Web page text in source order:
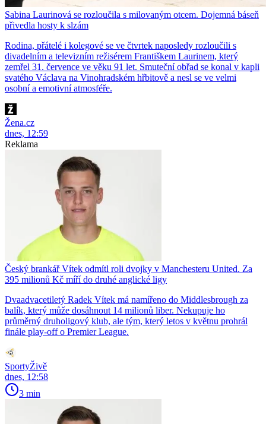
Sabina Laurinová se rozloučila s milovaným otcem. Dojemná báseň
přivedla hosty k slzám
Rodina, přátelé i kolegové se ve čtvrtek naposledy rozloučili s
divadelním a televizním režisérem Františkem Laurinem, který
zemřel 31. července ve věku 91 let. Smuteční obřad se konal v kapli
svatého Václava na Vinohradském hřbitově a nesl se ve velmi
osobní a emotivní atmosféře.
Žena.cz
dnes, 12:59
Reklama
Český brankář Vítek odmítl roli dvojky v Manchesteru United. Za
395 milionů Kč míří do druhé anglické ligy
Dvaadvacetiletý Radek Vítek má namířeno do Middlesbrough za
balík, který může dosáhnout 14 milionů liber. Nekupuje ho
průměrný druholigový klub, ale tým, který letos v květnu prohrál
finále play-off o Premier League.
SportyŽivě
dnes, 12:58
3 min